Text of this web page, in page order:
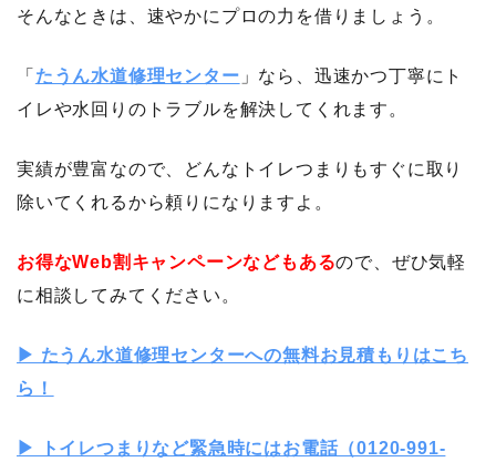
そんなときは、速やかにプロの力を借りましょう。
「 たうん水道修理センター 」なら、迅速かつ丁寧にト
イレや水回りのトラブルを解決してくれます。
実績が豊富なので、どんなトイレつまりもすぐに取り
除いてくれるから頼りになりますよ。
お得なWeb割キャンペーンなどもあるので、ぜひ気軽
に相談してみてください。
▶︎ たうん水道修理センターへの無料お見積もりはこち
ら！
▶︎ トイレつまりなど緊急時にはお電話（0120-991-